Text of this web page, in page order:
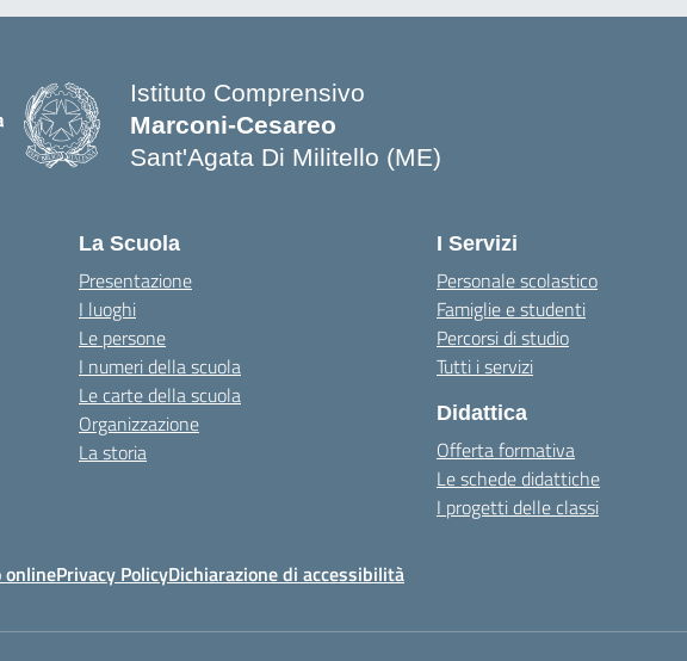
Istituto Comprensivo
Marconi-Cesareo
Sant'Agata Di Militello (ME)
La Scuola
Presentazione
I luoghi
Le persone
I numeri della scuola
Le carte della scuola
Organizzazione
La storia
I Servizi
Personale scolastico
Famiglie e studenti
Percorsi di studio
Tutti i servizi
Didattica
Offerta formativa
Le schede didattiche
I progetti delle classi
onlinePrivacy PolicyDichiarazione di accessibilità